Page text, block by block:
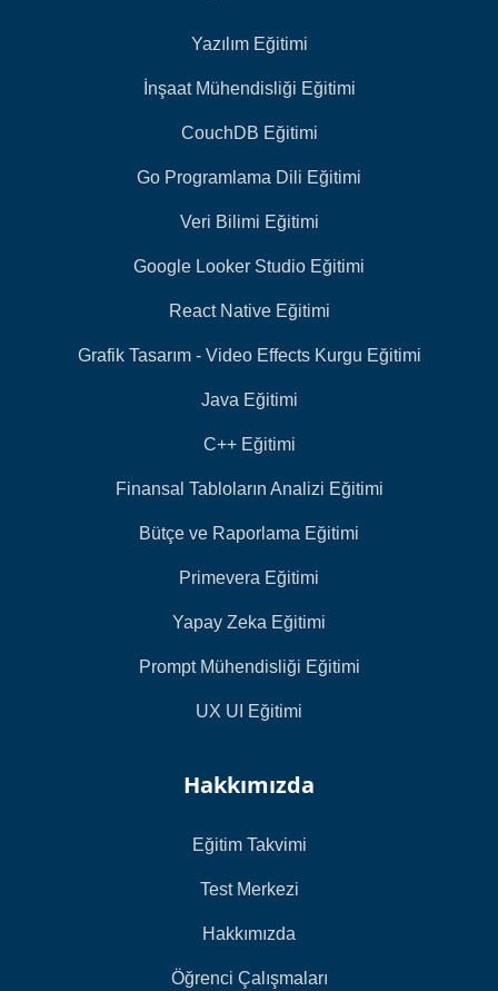
Yazılım Eğitimi
İnşaat Mühendisliği Eğitimi
CouchDB Eğitimi
Go Programlama Dili Eğitimi
Veri Bilimi Eğitimi
Google Looker Studio Eğitimi
React Native Eğitimi
Grafik Tasarım - Video Effects Kurgu Eğitimi
Java Eğitimi
C++ Eğitimi
Finansal Tabloların Analizi Eğitimi
Bütçe ve Raporlama Eğitimi
Primevera Eğitimi
Yapay Zeka Eğitimi
Prompt Mühendisliği Eğitimi
UX UI Eğitimi
Hakkımızda
Eğitim Takvimi
Test Merkezi
Hakkımızda
Öğrenci Çalışmaları